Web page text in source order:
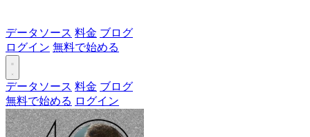
データソース 料金 ブログ
ログイン 無料で始める
データソース 料金 ブログ
無料で始める ログイン